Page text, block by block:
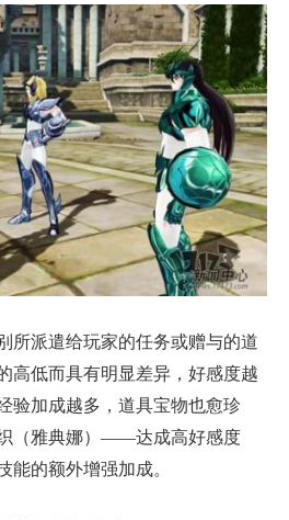
派遣给玩家的任务或赠与的道
高低而具有明显差异，好感度越
验加成越多，道具宝物也愈珍
（雅典娜）——达成高好感度
能的额外增强加成。